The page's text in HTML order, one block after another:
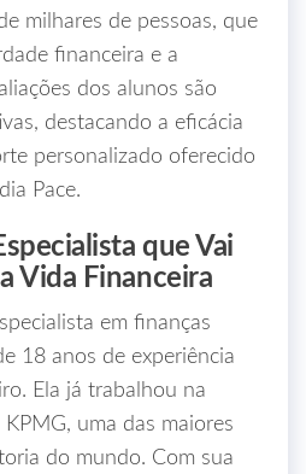
milhares de pessoas, que
financeira e a
dos alunos são
destacando a eficácia
personalizado oferecido
Pace.
que Vai
Vida Financeira
em finanças
18 anos de experiência
Ela já trabalhou na
KPMG, uma das maiores
do mundo. Com sua